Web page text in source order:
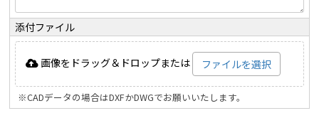
添付ファイル
画像をドラッグ＆ドロップまたは ファイルを選択
※CADデータの場合はDXFかDWGでお願いいたします。